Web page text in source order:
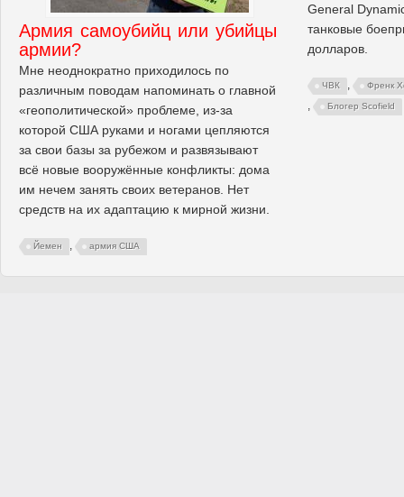
General
танковые
долларов.
ЧВК , Френк
, Блогер Scofield
Армия самоубийц или убийцы
армии?
Мне неоднократно приходилось по
различным поводам напоминать о главной
«геополитической» проблеме, из-за
которой США руками и ногами цепляются
за свои базы за рубежом и развязывают
всё новые вооружённые конфликты: дома
им нечем занять своих ветеранов. Нет
средств на их адаптацию к мирной жизни.
Йемен , армия США